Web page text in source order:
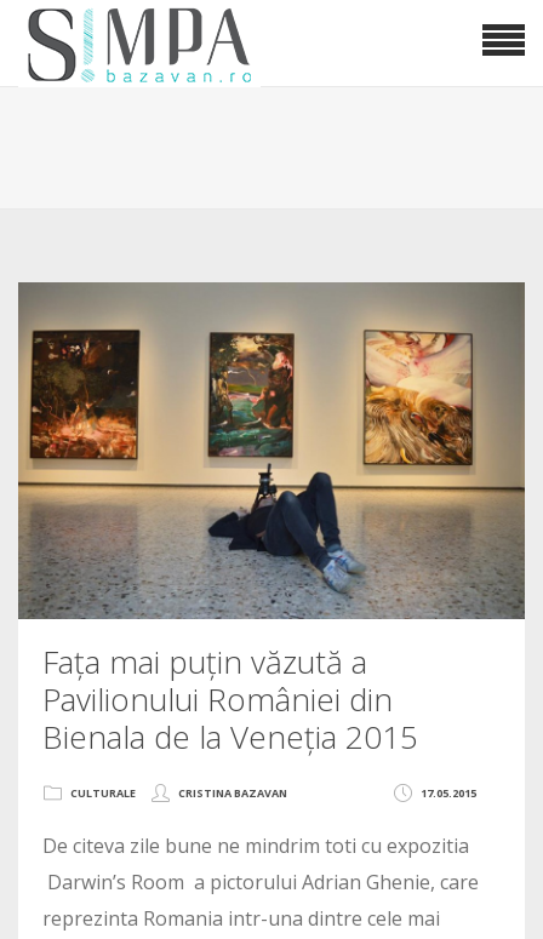
Fața mai puțin văzută a
Pavilionului României din
Bienala de la Veneția 2015
17.05.2015
CULTURALE CRISTINA BAZAVAN
De citeva zile bune ne mindrim toti cu expozitia
Darwin’s Room a pictorului Adrian Ghenie, care
reprezinta Romania intr-una dintre cele mai